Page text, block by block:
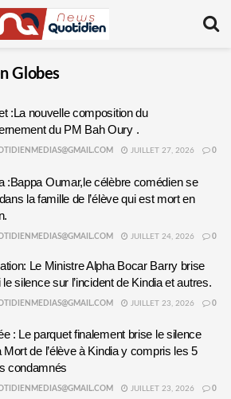
Globes
:La nouvelle composition du
du PM Bah Oury .
JUILLET 27, 2026 0
:Bappa Oumar,le célèbre comédien se
la famille de l’élève qui est mort en
JUILLET 24, 2026 0
Le Ministre Alpha Bocar Barry brise
silence sur l’incident de Kindia et autres.
JUILLET 23, 2026 0
: Le parquet finalement brise le silence
Mort de l’élève à Kindia y compris les 5
condamnés
JUILLET 23, 2026 0